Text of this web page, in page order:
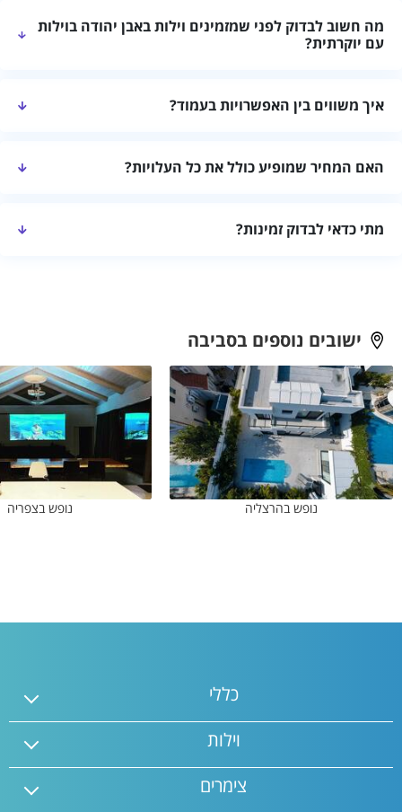
מה חשוב לבדוק לפני שמזמינים וילות באבן יהודה בוילות
עם יוקרתית?
רמת הפרטיות, שעות הכניסה והיציאה ומדיניות הביטול.
איך משווים בין האפשרויות בעמוד?
האורחים, מחיר כולל וחוות דעת עדכניות.
האם המחיר שמופיע כולל את כל העלויות?
קיימות תוספות עבור ניקיון, אורחים נוספים או שירותים מיוחדים.
מתי כדאי לבדוק זמינות?
ישובים נוספים בסביבה
נופש בהרצליה נופש בצפריה
כללי
וילות
צימרים